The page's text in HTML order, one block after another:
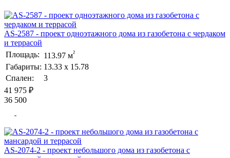
AS-2587 - проект одноэтажного дома из газобетона с чердаком
и террасой
Площадь: 113.97 м²
Габариты: 13.33 х 15.78
Спален:
3
41 975 ₽
36 500
AS-2074-2 - проект небольшого дома из газобетона с